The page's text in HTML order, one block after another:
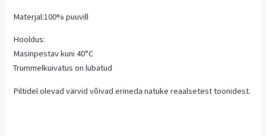
Materjal:100% puuvill
Hooldus:
Masinpestav kuni 40°C
Trummelkuivatus on lubatud
Piltidel olevad värvid võivad erineda natuke reaalsetest toonidest.